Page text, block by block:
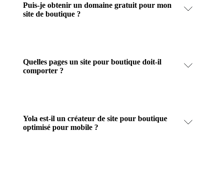
Puis-je obtenir un domaine gratuit pour mon
site de boutique ?
Quelles pages un site pour boutique doit-il
comporter ?
Yola est-il un créateur de site pour boutique
optimisé pour mobile ?